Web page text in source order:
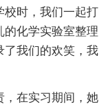
校时，我们一起打
的化学实验室整理
了我们的欢笑，我
，在实习期间，她